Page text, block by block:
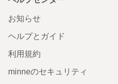
お知らせ
ヘルプとガイド
利用規約
minneのセキュリティ